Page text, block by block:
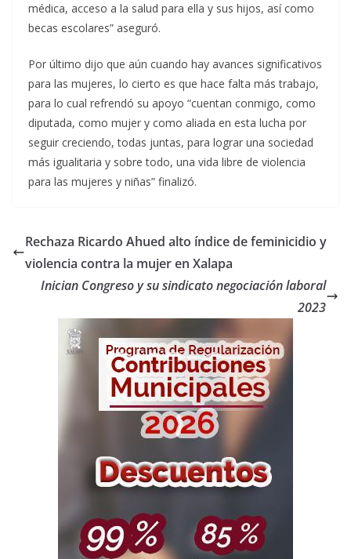
médica, acceso a la salud para ella y sus hijos, así como
becas escolares” aseguró.
Por último dijo que aún cuando hay avances significativos
para las mujeres, lo cierto es que hace falta más trabajo,
para lo cual refrendó su apoyo “cuentan conmigo, como
diputada, como mujer y como aliada en esta lucha por
seguir creciendo, todas juntas, para lograr una sociedad
más igualitaria y sobre todo, una vida libre de violencia
para las mujeres y niñas” finalizó.
Rechaza Ricardo Ahued alto índice de feminicidio y
violencia contra la mujer en Xalapa
Inician Congreso y su sindicato negociación laboral
2023